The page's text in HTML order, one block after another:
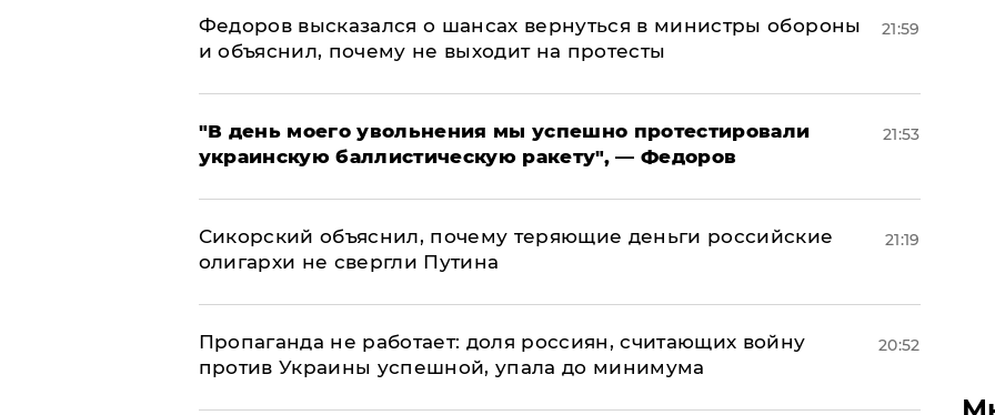
Федоров высказался о шансах вернуться в министры обороны
и объяснил, почему не выходит на протесты
21:59
​"В день моего увольнения мы успешно протестировали
украинскую баллистическую ракету", — Федоров
21:53
Сикорский объяснил, почему теряющие деньги российские
олигархи не свергли Путина
21:19
​Пропаганда не работает: доля россиян, считающих войну
против Украины успешной, упала до минимума
20:52